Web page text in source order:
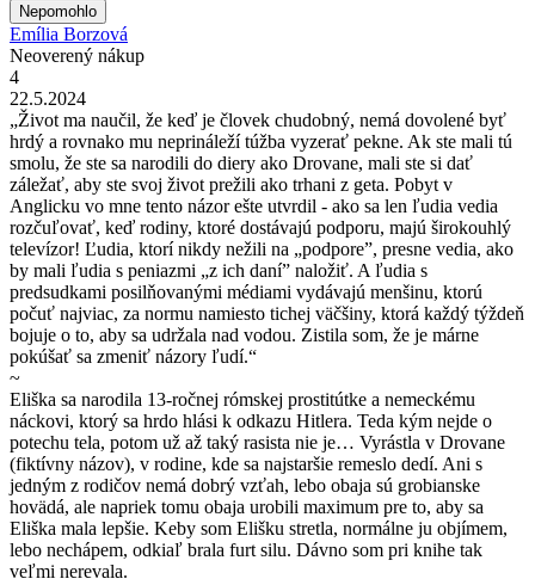
Nepomohlo
Emília Borzová
Neoverený nákup
4
22.5.2024
„Život ma naučil, že keď je človek chudobný, nemá dovolené byť
hrdý a rovnako mu neprináleží túžba vyzerať pekne. Ak ste mali tú
smolu, že ste sa narodili do diery ako Drovane, mali ste si dať
záležať, aby ste svoj život prežili ako trhani z geta. Pobyt v
Anglicku vo mne tento názor ešte utvrdil - ako sa len ľudia vedia
rozčuľovať, keď rodiny, ktoré dostávajú podporu, majú širokouhlý
televízor! Ľudia, ktorí nikdy nežili na „podpore”, presne vedia, ako
by mali ľudia s peniazmi „z ich daní” naložiť. A ľudia s
predsudkami posilňovanými médiami vydávajú menšinu, ktorú
počuť najviac, za normu namiesto tichej väčšiny, ktorá každý týždeň
bojuje o to, aby sa udržala nad vodou. Zistila som, že je márne
pokúšať sa zmeniť názory ľudí.“
~
Eliška sa narodila 13-ročnej rómskej prostitútke a nemeckému
náckovi, ktorý sa hrdo hlási k odkazu Hitlera. Teda kým nejde o
potechu tela, potom už až taký rasista nie je… Vyrástla v Drovane
(fiktívny názov), v rodine, kde sa najstaršie remeslo dedí. Ani s
jedným z rodičov nemá dobrý vzťah, lebo obaja sú grobianske
hovädá, ale napriek tomu obaja urobili maximum pre to, aby sa
Eliška mala lepšie. Keby som Elišku stretla, normálne ju objímem,
lebo nechápem, odkiaľ brala furt silu. Dávno som pri knihe tak
veľmi nerevala.